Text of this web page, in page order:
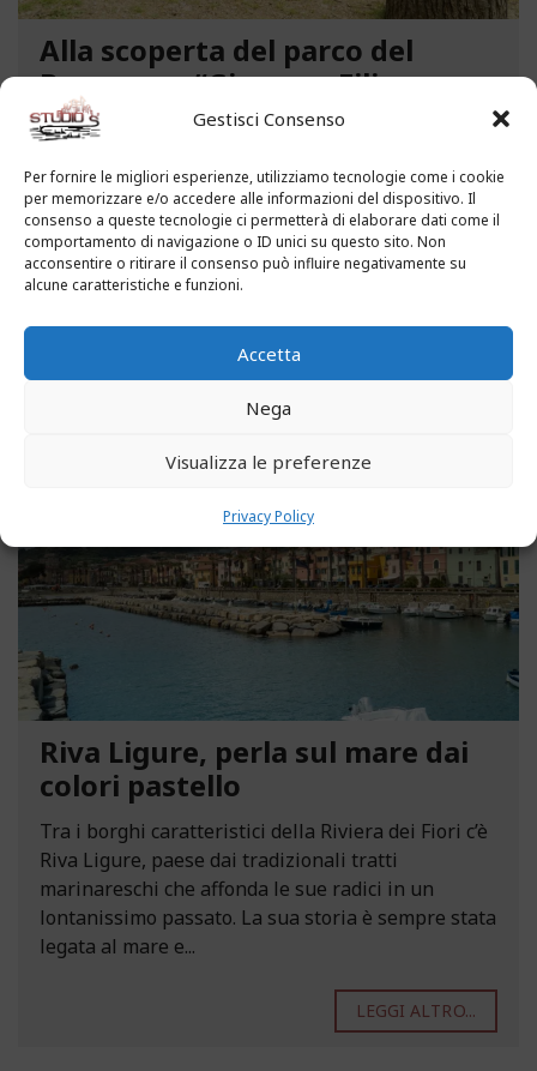
Gestisci Consenso
Per fornire le migliori esperienze, utilizziamo tecnologie come i cookie
per memorizzare e/o accedere alle informazioni del dispositivo. Il
consenso a queste tecnologie ci permetterà di elaborare dati come il
comportamento di navigazione o ID unici su questo sito. Non
acconsentire o ritirare il consenso può influire negativamente su
alcune caratteristiche e funzioni.
Accetta
Nega
Visualizza le preferenze
Privacy Policy
Alla scoperta del parco del
Benessere “Giacomo Filippo
Novaro” a Costarainera
paradiso affascina i visitatori. Stiamo parlando del
Parco del Benessere “Giacomo Filippo Novaro” di
Costarainera nella Riviera dei Fiori. Un tempo
parco degli ex ospedali Novaro e...
Riva Ligure, perla sul mare dai
colori pastello
Tra i borghi caratteristici della Riviera dei Fiori c’è
Riva Ligure, paese dai tradizionali tratti
marinareschi che affonda le sue radici in un
lontanissimo passato. La sua storia è sempre stata
legata al mare e...
LEGGI ALTRO...